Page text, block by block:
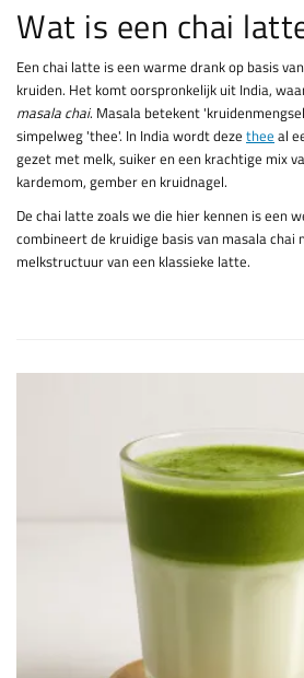
Wat is een chai
Een chai latte is een warme drank op basis van
kruiden. Het komt oorspronkelijk uit India,
masala chai. Masala betekent
simpelweg 'thee'. In India wordt deze thee al
gezet met melk, suiker en een krachtige mix
kardemom, gember en kruidnagel.
De chai latte zoals we die hier kennen is een
combineert de kruidige basis van masala chai
melkstructuur van een klassieke latte.